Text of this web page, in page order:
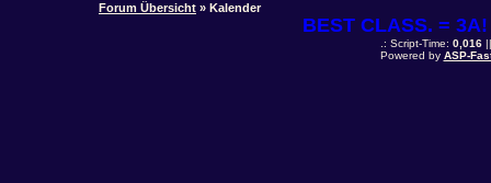
Forum Übersicht » Kalender
BEST CLASS. =
.: Script-Time: 0,016||
Powered by ASP-